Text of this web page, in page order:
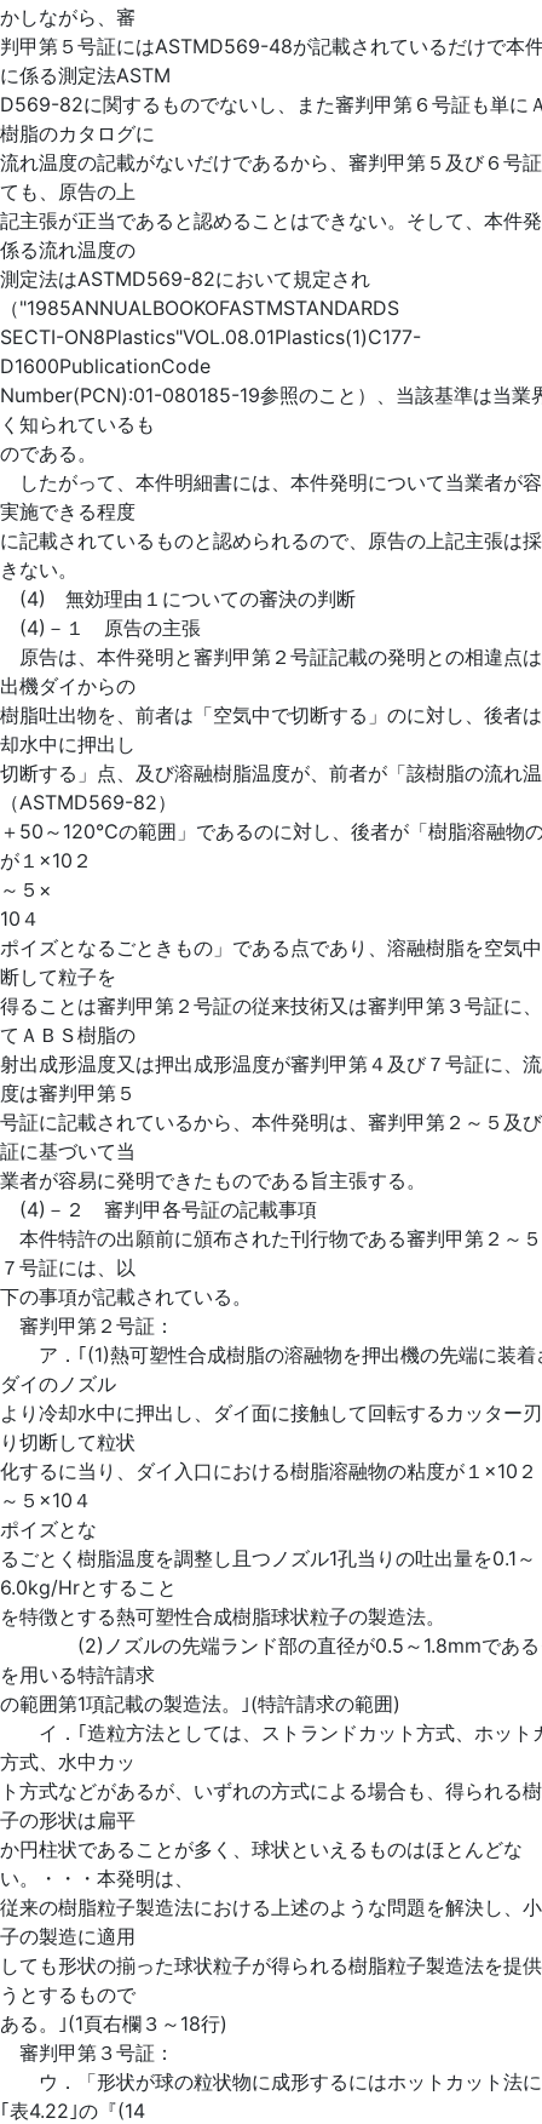
かしながら、審
判甲第５号証にはASTMD569-48が記載されているだけで本
に係る測定法ASTM
D569-82に関するものでないし、また審判甲第６号証も単に
樹脂のカタログに
流れ温度の記載がないだけであるから、審判甲第５及び６号
ても、原告の上
記主張が正当であると認めることはできない。そして、本件
係る流れ温度の
測定法はASTMD569-82において規定され
（"1985ANNUALBOOKOFASTMSTANDARDS
SECTI-ON8Plastics"VOL.08.01Plastics(1)C177-
D1600PublicationCode
Number(PCN):01-080185-19参照のこと）、当該基準は当業
く知られているも
のである。
したがって、本件明細書には、本件発明について当業者が
実施できる程度
に記載されているものと認められるので、原告の上記主張は
きない。
(4) 無効理由１についての審決の判断
(4)－１ 原告の主張
原告は、本件発明と審判甲第２号証記載の発明との相違点
出機ダイからの
樹脂吐出物を、前者は「空気中で切断する」のに対し、後者
却水中に押出し
切断する」点、及び溶融樹脂温度が、前者が「該樹脂の流れ
（ASTMD569-82）
＋50～120℃の範囲」であるのに対し、後者が「樹脂溶融物
が１×10２
～５×
10４
ポイズとなるごときもの」である点であり、溶融樹脂を空気
断して粒子を
得ることは審判甲第２号証の従来技術又は審判甲第３号証に
てＡＢＳ樹脂の
射出成形温度又は押出成形温度が審判甲第４及び７号証に、
度は審判甲第５
号証に記載されているから、本件発明は、審判甲第２～５及
証に基づいて当
業者が容易に発明できたものである旨主張する。
(4)－２ 審判甲各号証の記載事項
本件特許の出願前に頒布された刊行物である審判甲第２～
７号証には、以
下の事項が記載されている。
審判甲第２号証：
ア．｢(1)熱可塑性合成樹脂の溶融物を押出機の先端に装着
ダイのノズル
より冷却水中に押出し、ダイ面に接触して回転するカッター
り切断して粒状
化するに当り、ダイ入口における樹脂溶融物の粘度が１×10２
～５×10４
ポイズとな
るごとく樹脂温度を調整し且つノズル1孔当りの吐出量を0.1～
6.0kg/Hrとすること
を特徴とする熱可塑性合成樹脂球状粒子の製造法。
(2)ノズルの先端ランド部の直径が0.5～1.8mmである
を用いる特許請求
の範囲第1項記載の製造法。｣(特許請求の範囲)
イ．｢造粒方法としては、ストランドカット方式、ホット
方式、水中カッ
ト方式などがあるが、いずれの方式による場合も、得られる
子の形状は扁平
か円柱状であることが多く、球状といえるものはほとんどな
い。・・・本発明は、
従来の樹脂粒子製造法における上述のような問題を解決し、
子の製造に適用
しても形状の揃った球状粒子が得られる樹脂粒子製造法を提
うとするもので
ある。｣(1頁右欄３～18行)
審判甲第３号証：
ウ．「形状が球の粒状物に成形するにはホットカット法
｢表4.22｣の『(14